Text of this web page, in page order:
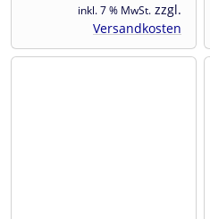
inkl. 7 % MwSt. zzgl.
Versandkosten